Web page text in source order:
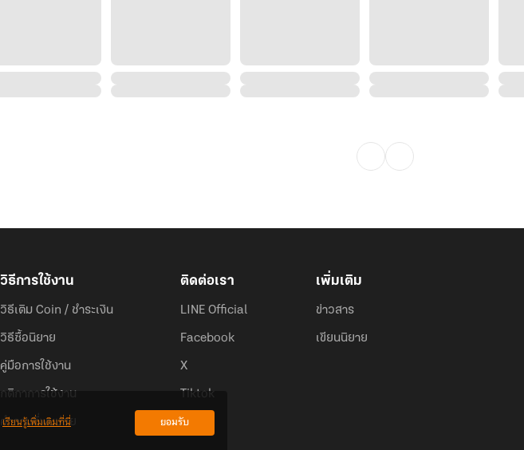
วิธีการใช้งาน
วิธีเติม Coin / ชำระเงิน
วิธีซื้อนิยาย
คู่มือการใช้งาน
กติกาการใช้งาน
คำถามที่พบบ่อย
ติดต่อเรา
LINE Official
Facebook
X
Tiktok
เพิ่มเติม
ข่าวสาร
เขียนนิยาย
เรียนรู้เพิ่มเติมที่นี่ ยอมรับ